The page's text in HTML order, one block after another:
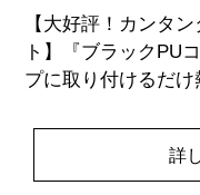
【大好評！カンタ
ト】『ブラックPU
プに取り付けるだけ
詳